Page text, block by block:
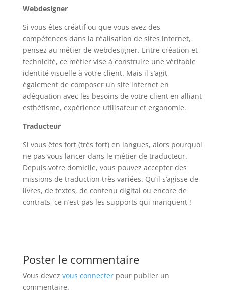
Webdesigner
Si vous êtes créatif ou que vous avez des
compétences dans la réalisation de sites internet,
pensez au métier de webdesigner. Entre création et
technicité, ce métier vise à construire une véritable
identité visuelle à votre client. Mais il s’agit
également de composer un site internet en
adéquation avec les besoins de votre client en alliant
esthétisme, expérience utilisateur et ergonomie.
Traducteur
Si vous êtes fort (très fort) en langues, alors pourquoi
ne pas vous lancer dans le métier de traducteur.
Depuis votre domicile, vous pouvez accepter des
missions de traduction très variées. Qu’il s’agisse de
livres, de textes, de contenu digital ou encore de
contrats, ce n’est pas les supports qui manquent !
Poster le commentaire
Vous devez vous connecterpour publier un
commentaire.